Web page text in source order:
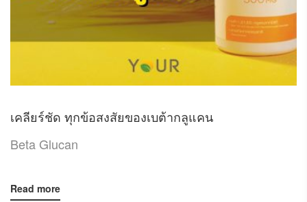
เคลียร์ชัด ทุกข้อสงสัยของเบต้ากลูแคน
Beta Glucan
Read more